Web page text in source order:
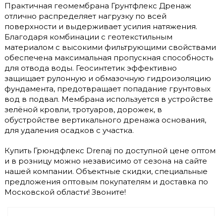
Практичная геомембрана Грунтфлекс Дренаж
отлично распределяет нагрузку по всей
поверхности и выдерживает усилия натяжения.
Благодаря комбинации с геотекстильным
материалом с высокими фильтрующими свойствами
обеспечена максимальная пропускная способность
для отвода воды. Геосинтетик эффективно
защищает рулонную и обмазочную гидроизоляцию
фундамента, предотвращает попадание грунтовых
вод в подвал. Мембрана используется в устройстве
зелёной кровли, тротуаров, дорожек, в
обустройстве вертикального дренажа основания,
для удаления осадков с участка.
Купить Грюндфлекс Drenaj по доступной цене оптом
и в розницу можно независимо от сезона на сайте
нашей компании. Объектные скидки, специальные
предложения оптовым покупателям и доставка по
Московской области! Звоните!